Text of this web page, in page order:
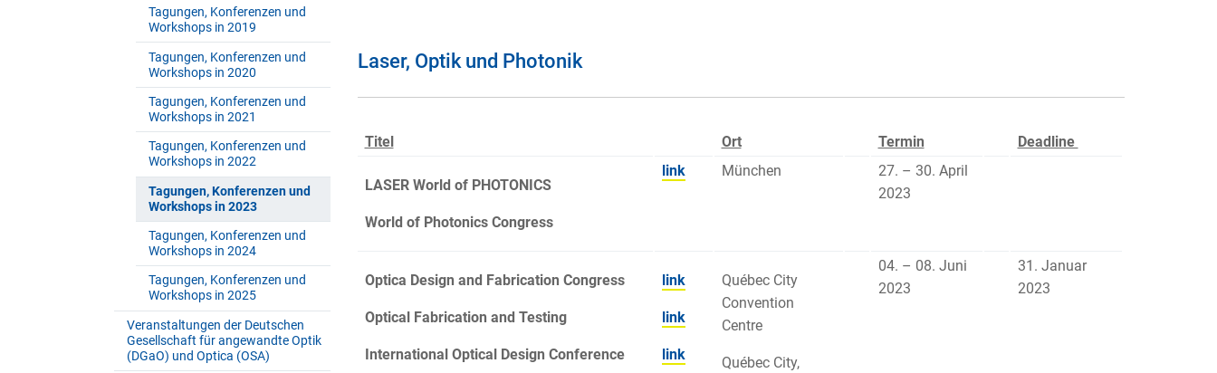
Tagungen, Konferenzen und
Workshops in 2019
Tagungen, Konferenzen und
Workshops in 2020
Tagungen, Konferenzen und
Workshops in 2021
Tagungen, Konferenzen und
Workshops in 2022
Tagungen, Konferenzen und
Workshops in 2023
Tagungen, Konferenzen und
Workshops in 2024
Tagungen, Konferenzen und
Workshops in 2025
Veranstaltungen der Deutschen
Gesellschaft für angewandte Optik
(DGaO) und Optica (OSA)
Laser, Optik und Photonik
Titel Ort Termin Deadline
LASER World of PHOTONICS
World of Photonics Congress
link München
27. – 30. April
2023
Optica Design and Fabrication Congress
Optical Fabrication and Testing
International Optical Design Conference
link
link
link
Québec City
Convention
Centre
Québec City,
04. – 08. Juni
2023
31. Januar
2023